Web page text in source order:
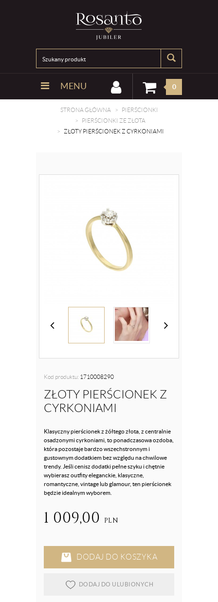
MENU 0
STRONA GŁÓWNA
PIERŚCIONKI
PIERŚCIONKI ZE ZŁOTA
ZŁOTY PIERŚCIONEK Z CYRKONIAMI
Kod produktu: 1710008290
ZŁOTY PIERŚCIONEK Z
CYRKONIAMI
Klasyczny pierścionek z żółtego złota, z centralnie
osadzonymi cyrkoniami, to ponadczasowa ozdoba,
która pozostaje bardzo wszechstronnym i
gustownym dodatkiem bez względu na chwilowe
trendy. Jeśli cenisz dodatki pełne szyku i chętnie
wybierasz outfity eleganckie, klasyczne,
romantyczne, vintage lub glamour, ten pierścionek
będzie idealnym wyborem.
1 009,00 PLN
DODAJ DO KOSZYKA
DODAJ DO ULUBIONYCH